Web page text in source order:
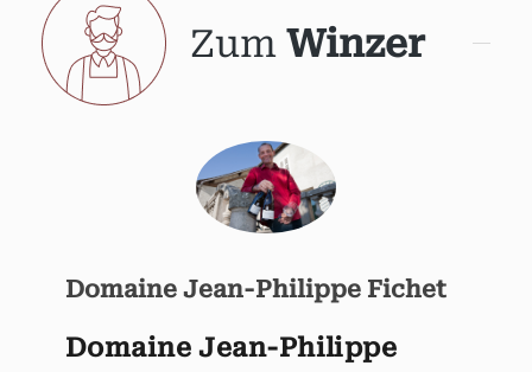
Zum Winzer
Domaine Jean-Philippe Fichet
Domaine Jean-Philippe